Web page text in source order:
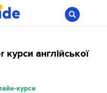
курси англійської
курси